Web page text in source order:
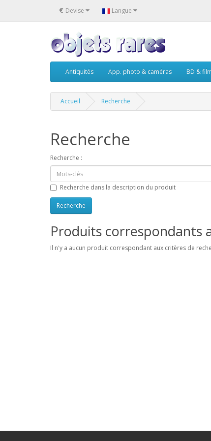
€ Devise Langue
Antiquités App. photo & caméras BD &
Accueil Recherche
Recherche
Recherche :
Recherche dans la description du produit
Produits correspondants
Il n'y a aucun produit correspondant aux critères de